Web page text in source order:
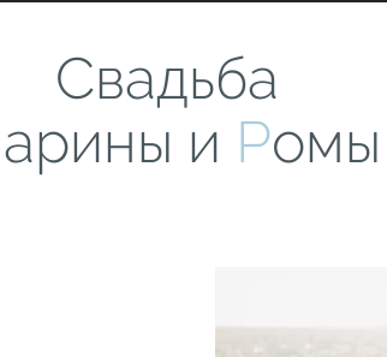
Свадьба
арины и Ромы